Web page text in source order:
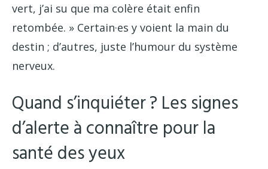
vert, j’ai su que ma colère était enfin
retombée. » Certain·es y voient la main du
destin ; d’autres, juste l’humour du système
nerveux.
Quand s’inquiéter ? Les signes
d’alerte à connaître pour la
santé des yeux